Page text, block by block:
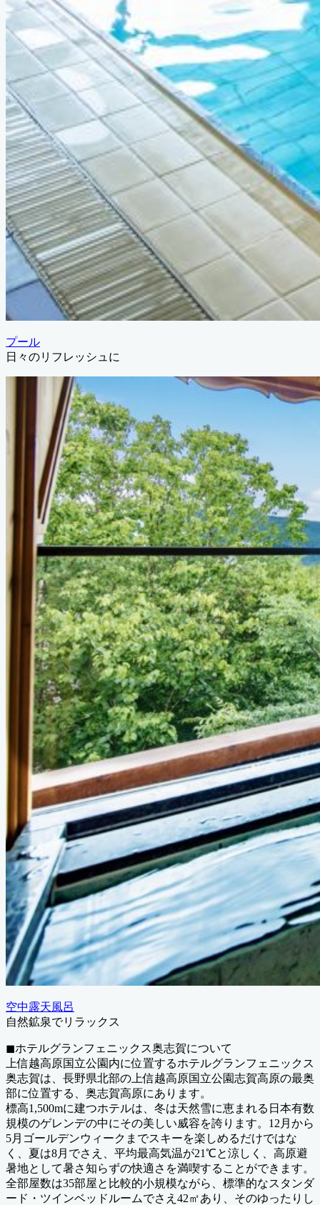
プール
日々のリフレッシュに
空中露天風呂
自然鉱泉でリラックス
◼︎ホテルグランフェニックス奥志賀について
上信越高原国立公園内に位置するホテルグランフェニックス
奥志賀は、長野県北部の上信越高原国立公園志賀高原の最奥
部に位置する、奥志賀高原にあります。
標高1,500mに建つホテルは、冬は天然雪に恵まれる日本有数
規模のゲレンデの中にその美しい威容を誇ります。12月から
5月ゴールデンウィークまでスキーを楽しめるだけではな
く、夏は8月でさえ、平均最高気温が21℃と涼しく、高原避
暑地として暑さ知らずの快適さを満喫することができます。
全部屋数は35部屋と比較的小規模ながら、標準的なスタンダ
ード・ツインベッドルームでさえ42㎡あり、そのゆったりし